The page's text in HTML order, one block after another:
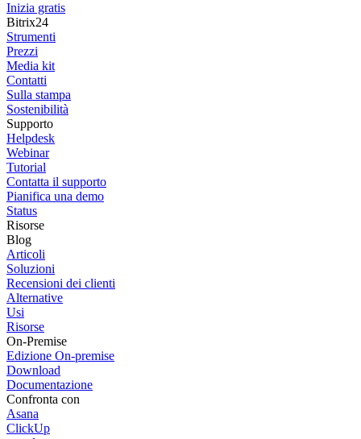
Inizia gratis
Bitrix24
Strumenti
Prezzi
Media kit
Contatti
Sulla stampa
Sostenibilità
Supporto
Helpdesk
Webinar
Tutorial
Contatta il supporto
Pianifica una demo
Status
Risorse
Blog
Articoli
Soluzioni
Recensioni dei clienti
Alternative
Usi
Risorse
On-Premise
Edizione On-premise
Download
Documentazione
Confronta con
Asana
ClickUp